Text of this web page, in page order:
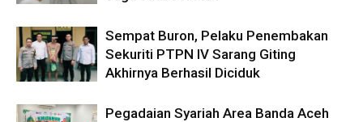
Sempat Buron, Pelaku Penembakan
Sekuriti PTPN IV Sarang Giting
Akhirnya Berhasil Diciduk
Pegadaian Syariah Area Banda Aceh